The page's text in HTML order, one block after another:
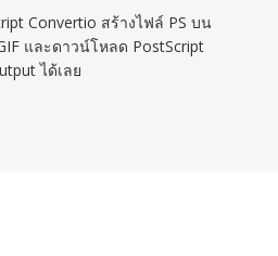
Convertio สร้างไฟล์ PS บน
และดาวน์โหลด PostScript
ได้เลย